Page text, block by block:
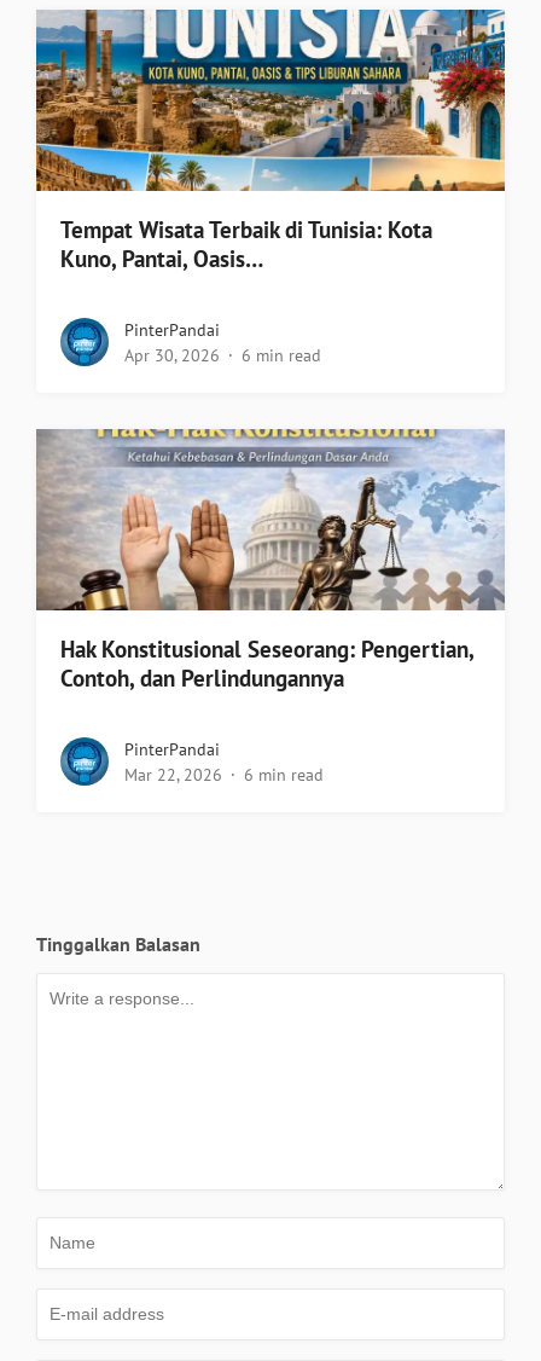
Tempat Wisata Terbaik di Tunisia: Kota
Kuno, Pantai, Oasis…
PinterPandai
Apr 30, 2026
6 min read
Hak Konstitusional Seseorang: Pengertian,
Contoh, dan Perlindungannya
PinterPandai
Mar 22, 2026
6 min read
Tinggalkan Balasan